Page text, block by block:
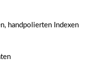
handpolierten Indexen